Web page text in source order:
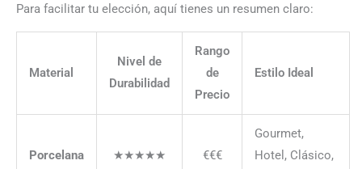
Para facilitar tu elección, aquí tienes un resumen claro:
Material
Nivel de
Durabilidad
Rango
de
Precio
Estilo Ideal
Porcelana ★★★★★ €€€
Gourmet,
Hotel, Clásico,